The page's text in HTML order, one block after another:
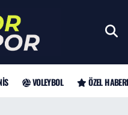
VOLEYBOL ÖZEL